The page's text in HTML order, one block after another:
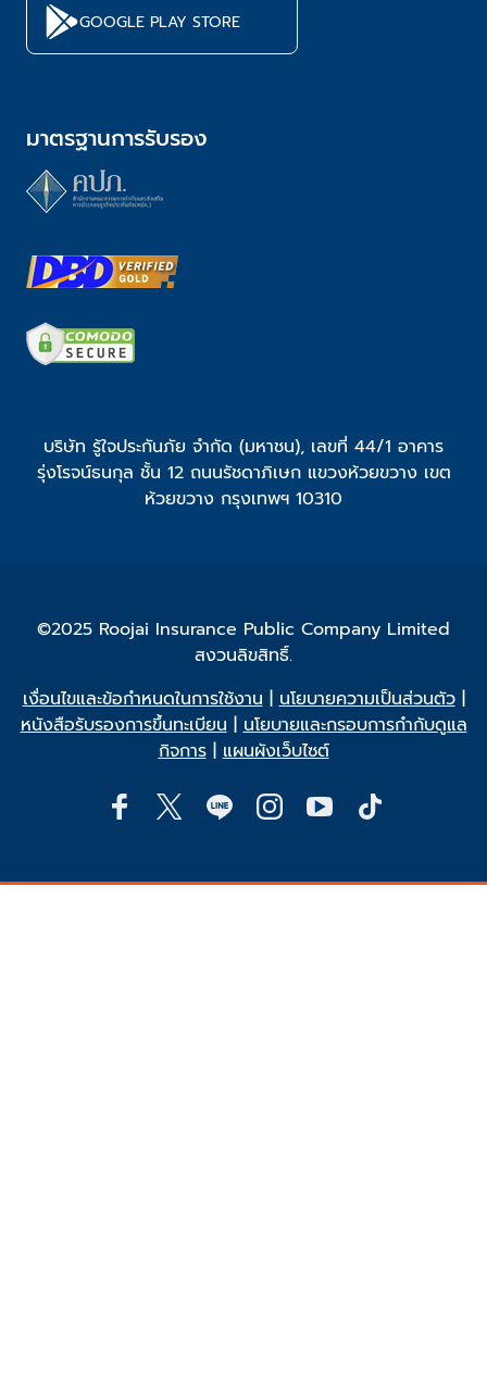
GOOGLE PLAY STORE
มาตรฐานการรับรอง
บริษัท รู้ใจประกันภัย จำกัด (มหาชน), เลขที่ 44/1 อาคาร
รุ่งโรจน์ธนกุล ชั้น 12 ถนนรัชดาภิเษก แขวงห้วยขวาง เขต
ห้วยขวาง กรุงเทพฯ 10310
©2025 Roojai Insurance Public Company Limited
สงวนลิขสิทธิ์.
เงื่อนไขและข้อกำหนดในการใช้งาน|นโยบายความเป็นส่วนตัว|
หนังสือรับรองการขึ้นทะเบียน|นโยบายและกรอบการกำกับดูแล
กิจการ|แผนผังเว็บไซต์